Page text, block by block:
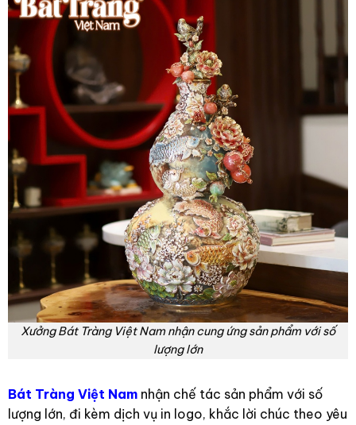
Xưởng Bát Tràng Việt Nam nhận cung ứng sản phẩm với số
lượng lớn
Bát Tràng Việt Namnhận chế tác sản phẩm với số
lượng lớn, đi kèm dịch vụ in logo, khắc lời chúc theo yêu